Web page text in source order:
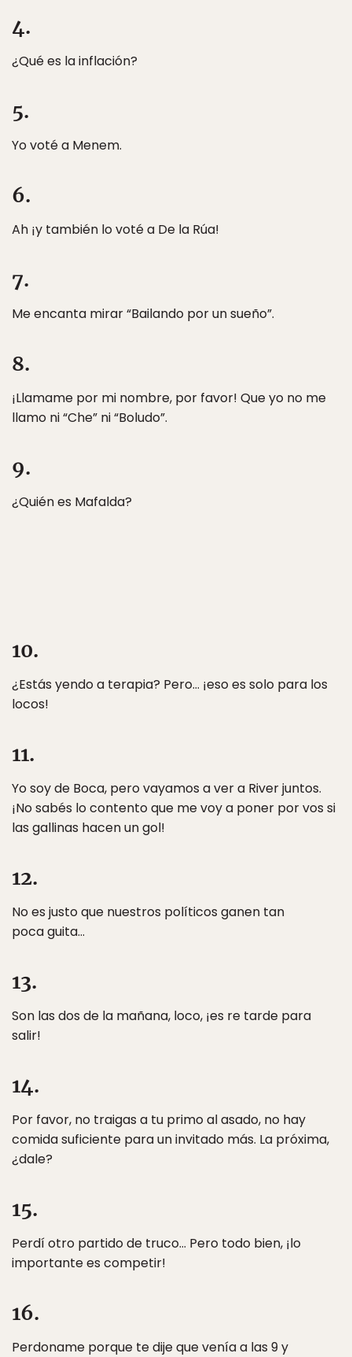
4.
¿Qué es la inflación?
5.
Yo voté a Menem.
6.
Ah ¡y también lo voté a De la Rúa!
7.
Me encanta mirar “Bailando por un sueño”.
8.
¡Llamame por mi nombre, por favor! Que yo no me
llamo ni “Che” ni “Boludo”.
9.
¿Quién es Mafalda?
10.
¿Estás yendo a terapia? Pero… ¡eso es solo para los
locos!
11.
Yo soy de Boca, pero vayamos a ver a River juntos.
¡No sabés lo contento que me voy a poner por vos si
las gallinas hacen un gol!
12.
No es justo que nuestros políticos ganen tan
poca guita…
13.
Son las dos de la mañana, loco, ¡es re tarde para
salir!
14.
Por favor, no traigas a tu primo al asado, no hay
comida suficiente para un invitado más. La próxima,
¿dale?
15.
Perdí otro partido de truco… Pero todo bien, ¡lo
importante es competir!
16.
Perdoname porque te dije que venía a las 9 y